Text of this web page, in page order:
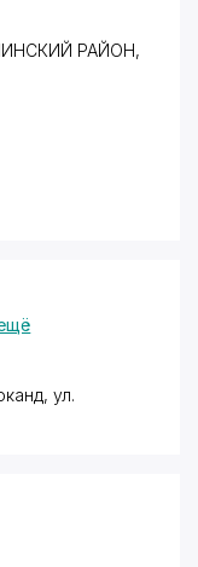
РАЙОН,
ул.